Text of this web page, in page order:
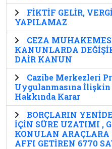
FİKTİF GELİR,
YAPILAMAZ
CEZA
KANUNLARDA
DAİR KANUN
Cazibe Merkezleri
Uygulanmasına
Hakkında Karar
BORÇLARIN
İÇİN SÜRE UZATIMI ,
KONULAN ARAÇLARA
AFFI GETİREN 6770